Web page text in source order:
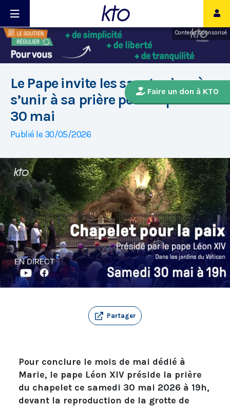
Contenu sponsorisé
Faire un don à KTO
Le Pape invite les sanctuaires à
s’unir à sa prière pour la paix le
30 mai
Publié le 30/05/2026
Partager
Pour conclure le mois de mai dédié à
Marie, le pape Léon XIV préside la prière
du chapelet ce samedi 30 mai 2026 à 19h,
devant la reproduction de la grotte de